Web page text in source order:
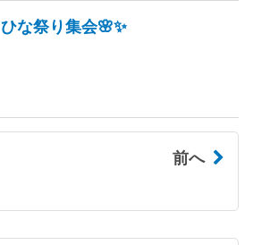
ひな祭り集会🌸✨
前へ